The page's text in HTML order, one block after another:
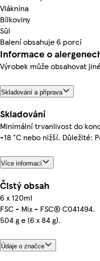
Vláknina
Bílkoviny
Sůl
Balení obsahuje 6 porcí
Informace o
Výrobek může obsahovat
Skladování a příprava
Skladování
Minimální trvanlivost do
-18 °C nebo nižší. Důležité:
Více informací
Čistý obsah
6 x 120ml
FSC - Mix - FSC® C041494.
504 g e (6 x 84 g).
Údaje o značce